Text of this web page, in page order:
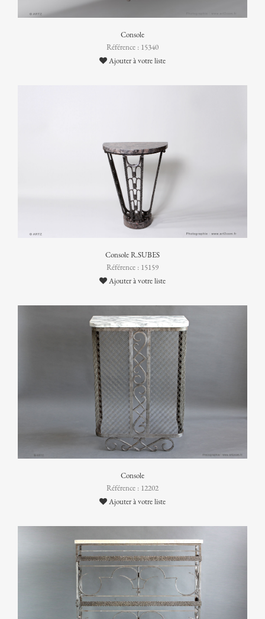
Console
Référence : 15340
Ajouter à votre liste
Console R.SUBES
Référence : 15159
Ajouter à votre liste
Console
Référence : 12202
Ajouter à votre liste